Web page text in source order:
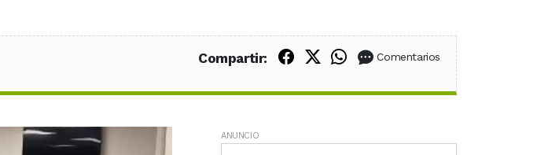
Compartir: Compartir en Facebook
Compartir en X (Twitter)
Compartir en WhatsApp
Comentarios
ANUNCIO